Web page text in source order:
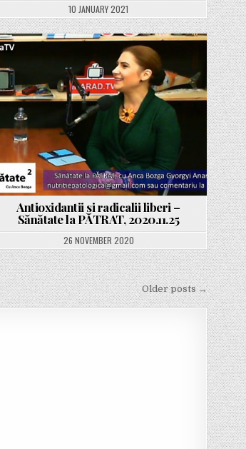
10 JANUARY 2021
in
Antioxidantii si radicalii liberi –
Sănătate la PĂTRAT, 2020.11.25
26 NOVEMBER 2020
Older posts →